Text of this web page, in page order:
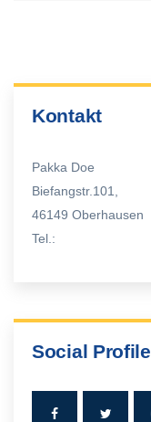
Kontakt
Pakka Doe
Biefangstr.101,
46149 Oberhausen
Tel.:
Social Profile